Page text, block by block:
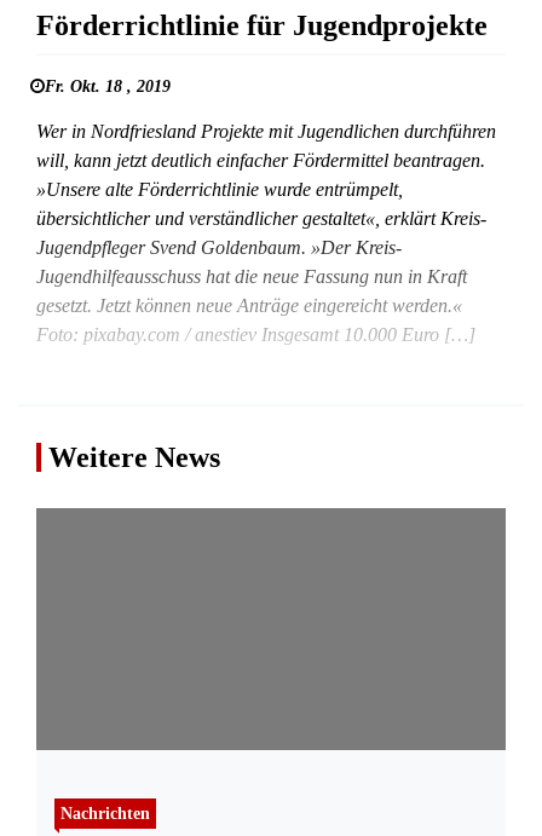
Förderrichtlinie für Jugendprojekte
Fr. Okt. 18 , 2019
Wer in Nordfriesland Projekte mit Jugendlichen durchführen
will, kann jetzt deutlich einfacher Fördermittel beantragen.
»Unsere alte Förderrichtlinie wurde entrümpelt,
übersichtlicher und verständlicher gestaltet«, erklärt Kreis-
Jugendpfleger Svend Goldenbaum. »Der Kreis-
Jugendhilfeausschuss hat die neue Fassung nun in Kraft
gesetzt. Jetzt können neue Anträge eingereicht werden.«
Foto: pixabay.com / anestiev Insgesamt 10.000 Euro […]
Weitere News
Nachrichten